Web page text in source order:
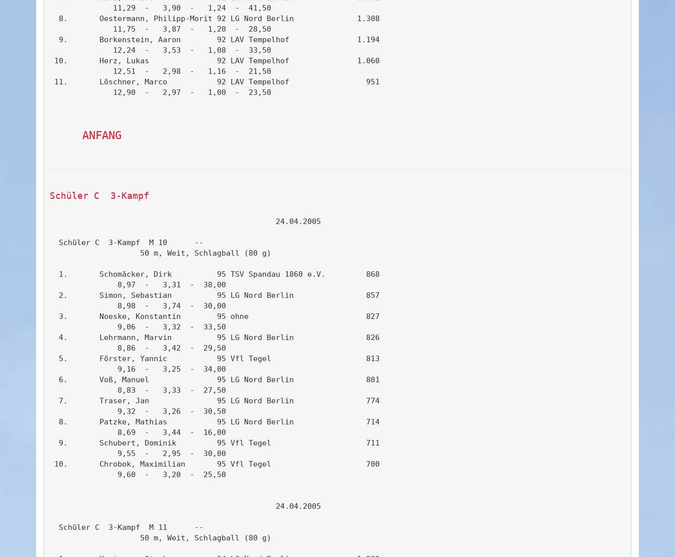
              11,29  -   3,90  -   1,24  -  41,50
  8.       Oestermann, Philipp-Morit 92 LG Nord Berlin              1.308
              11,75  -   3,87  -   1,20  -  28,50
  9.       Borkenstein, Aaron        92 LAV Tempelhof               1.194
              12,24  -   3,53  -   1,08  -  33,50
10.       Herz, Lukas               92 LAV Tempelhof               1.060
              12,51  -   2,98  -   1,16  -  21,50
11.       Löschner, Marco           92 LAV Tempelhof                 951
              12,90  -   2,97  -   1,00  -  23,50
ANFANG
Schüler C  3-Kampf
                                                  24.04.2005
  Schüler C  3-Kampf  M 10      --
                    50 m, Weit, Schlagball (80 g)
  1.       Schomäcker, Dirk          95 TSV Spandau 1860 e.V.         868
               8,97  -   3,31  -  38,00
  2.       Simon, Sebastian          95 LG Nord Berlin                857
               8,98  -   3,74  -  30,00
  3.       Noeske, Konstantin        95 ohne                          827
               9,06  -   3,32  -  33,50
  4.       Lehrmann, Marvin          95 LG Nord Berlin                826
               8,86  -   3,42  -  29,50
  5.       Förster, Yannic           95 Vfl Tegel                     813
               9,16  -   3,25  -  34,00
  6.       Voß, Manuel               95 LG Nord Berlin                801
               8,83  -   3,33  -  27,50
  7.       Traser, Jan               95 LG Nord Berlin                774
               9,32  -   3,26  -  30,50
  8.       Patzke, Mathias           95 LG Nord Berlin                714
               8,69  -   3,44  -  16,00
  9.       Schubert, Dominik         95 Vfl Tegel                     711
               9,55  -   2,95  -  30,00
10.       Chrobok, Maximilian       95 Vfl Tegel                     700
               9,60  -   3,20  -  25,50
                                                  24.04.2005
  Schüler C  3-Kampf  M 11      --
                    50 m, Weit, Schlagball (80 g)